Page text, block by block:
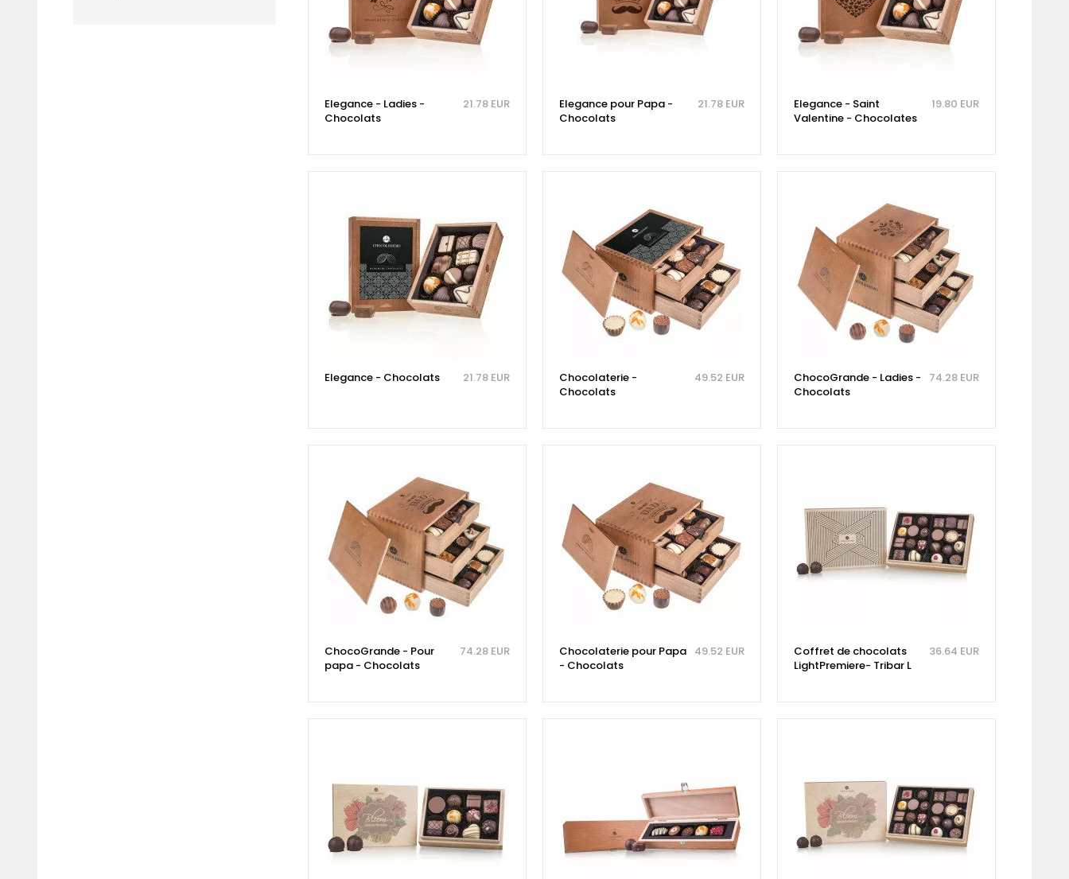
Elegance - Ladies -
Chocolats
21.78 EUR
Elegance pour Papa -
Chocolats
21.78 EUR
Elegance - Saint
Valentine - Chocolates
19.80 EUR
Elegance - Chocolats 21.78 EUR
Chocolaterie -
Chocolats
49.52 EUR
ChocoGrande - Ladies -
Chocolats
74.28 EUR
ChocoGrande - Pour
papa - Chocolats
74.28 EUR
Chocolaterie pour Papa
- Chocolats
49.52 EUR
Coffret de chocolats
LightPremiere- Tribar L
36.64 EUR